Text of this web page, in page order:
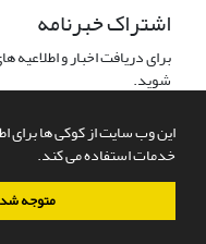
این وب سایت از کوکی ها برای
خدمات استفاده می کند.
متوجه
اشتراک خبرنامه
برای دریافت اخبار و
شوید.
سامانه مدیریت نشریات